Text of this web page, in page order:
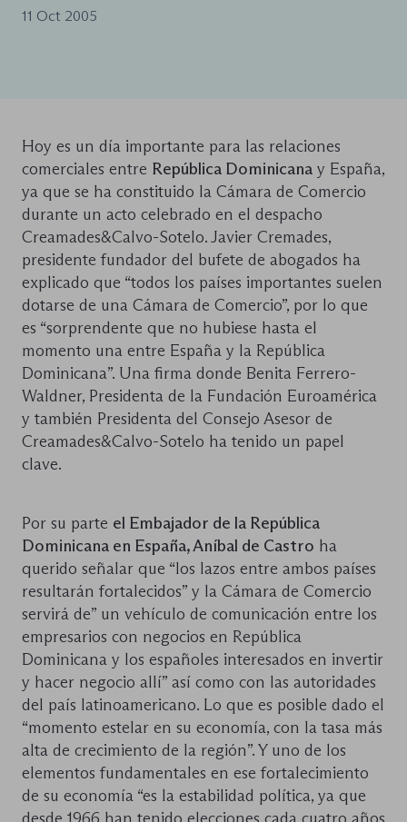
11 Oct 2005
Hoy es un día importante para las relaciones
comerciales entre República Dominicana y España,
ya que se ha constituido la Cámara de Comercio
durante un acto celebrado en el despacho
Creamades&Calvo-Sotelo. Javier Cremades,
presidente fundador del bufete de abogados ha
explicado que “todos los países importantes suelen
dotarse de una Cámara de Comercio”, por lo que
es “sorprendente que no hubiese hasta el
momento una entre España y la República
Dominicana”. Una firma donde Benita Ferrero-
Waldner, Presidenta de la Fundación Euroamérica
y también Presidenta del Consejo Asesor de
Creamades&Calvo-Sotelo ha tenido un papel
clave.
Por su parte el Embajador de la República
Dominicana en España, Aníbal de Castro ha
querido señalar que “los lazos entre ambos países
resultarán fortalecidos” y la Cámara de Comercio
servirá de” un vehículo de comunicación entre los
empresarios con negocios en República
Dominicana y los españoles interesados en invertir
y hacer negocio allí” así como con las autoridades
del país latinoamericano. Lo que es posible dado el
“momento estelar en su economía, con la tasa más
alta de crecimiento de la región”. Y uno de los
elementos fundamentales en ese fortalecimiento
de su economía “es la estabilidad política, ya que